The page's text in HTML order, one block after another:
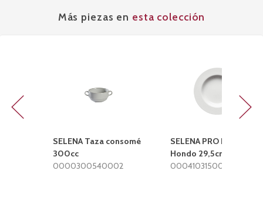
Más piezas en esta colección
SELENA Taza consomé
300cc
0000300540002
SELENA PRO Plato
Hondo 29,5cm
0004103150002